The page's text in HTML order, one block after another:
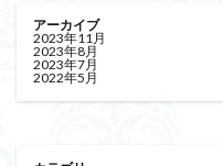
アーカイブ
2023年11月
2023年8月
2023年7月
2022年5月